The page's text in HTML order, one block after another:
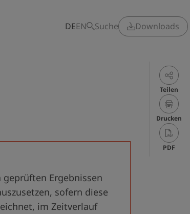
DEEN Suche Downloads
Ergebnis­sen
sofern diese
im Zeit­verlauf
Teilen
Drucken
PDF